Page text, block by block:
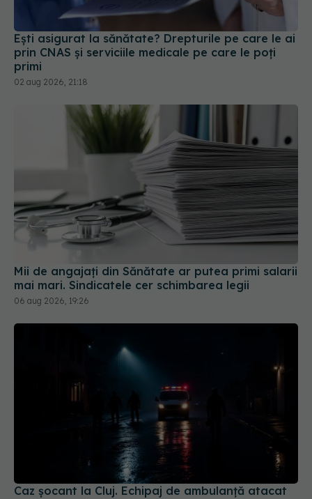
02 aug 2026, 21:18
Mii de angajați din Sănătate ar putea primi salarii
mai mari. Sindicatele cer schimbarea legii
06 aug 2026, 19:26
Caz șocant la Cluj. Echipaj de ambulanță atacat
în timpul unei misiuni în Cluj. Șoferul a ajuns la